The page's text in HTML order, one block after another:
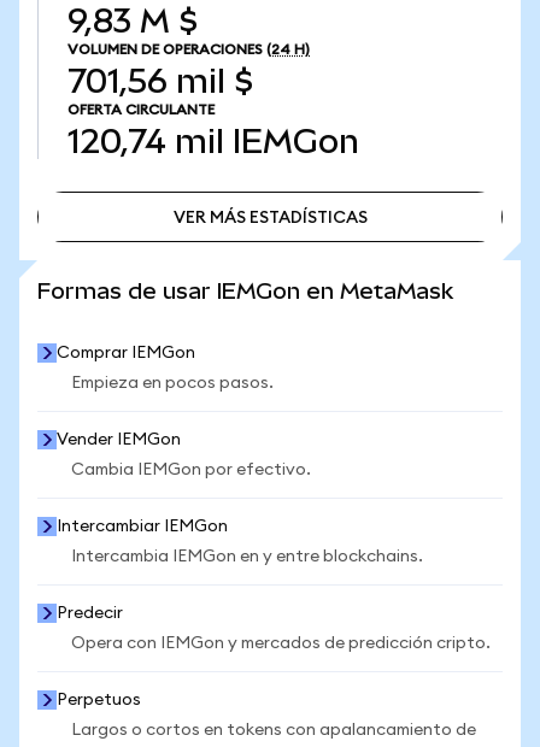
9,83 M $
VOLUMEN DE OPERACIONES (24 H)
701,56 mil $
OFERTA CIRCULANTE
120,74 mil IEMGon
VER MÁS ESTADÍSTICAS
Formas de usar IEMGon en MetaMask
Comprar IEMGon
Empieza en pocos pasos.
Vender IEMGon
Cambia IEMGon por efectivo.
Intercambiar IEMGon
Intercambia IEMGon en y entre blockchains.
Predecir
Opera con IEMGon y mercados de predicción cripto.
Perpetuos
Largos o cortos en tokens con apalancamiento de